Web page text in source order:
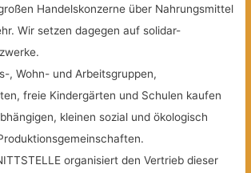
Handelskonzerne über Nahrungsmittel
Wir setzen dagegen auf solidar-
, Wohn- und Arbeitsgruppen,
freie Kindergärten und Schulen kaufen
kleinen sozial und ökologisch
organisiert den Vertrieb dieser